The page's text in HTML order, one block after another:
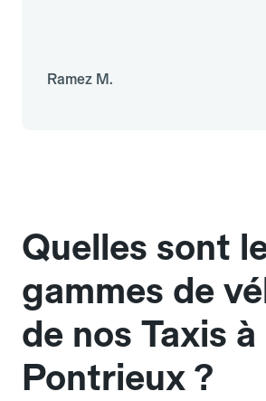
Ramez M.
Quelles sont
gammes de
de nos Taxis à
Pontrieux ?